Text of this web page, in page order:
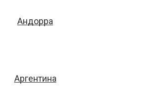
Андорра
Аргентина